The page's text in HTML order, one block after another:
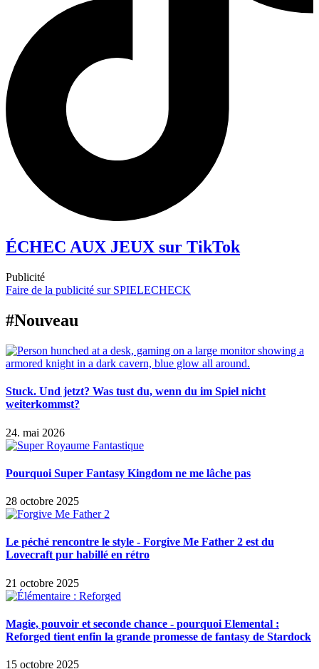
ÉCHEC AUX JEUX sur TikTok
Publicité
Faire de la publicité sur SPIELECHECK
#Nouveau
Stuck. Und jetzt? Was tust du, wenn du im Spiel nicht
weiterkommst?
24. mai 2026
Pourquoi Super Fantasy Kingdom ne me lâche pas
28 octobre 2025
Le péché rencontre le style - Forgive Me Father 2 est du
Lovecraft pur habillé en rétro
21 octobre 2025
Magie, pouvoir et seconde chance - pourquoi Elemental :
Reforged tient enfin la grande promesse de fantasy de Stardock
15 octobre 2025